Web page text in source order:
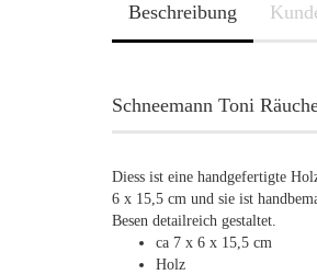
Beschreibung
Schneemann Toni
Diess ist eine handgefertigte
6 x 15,5 cm und sie ist
Besen detailreich gestaltet.
ca 7 x 6 x 15,5 cm
Holz